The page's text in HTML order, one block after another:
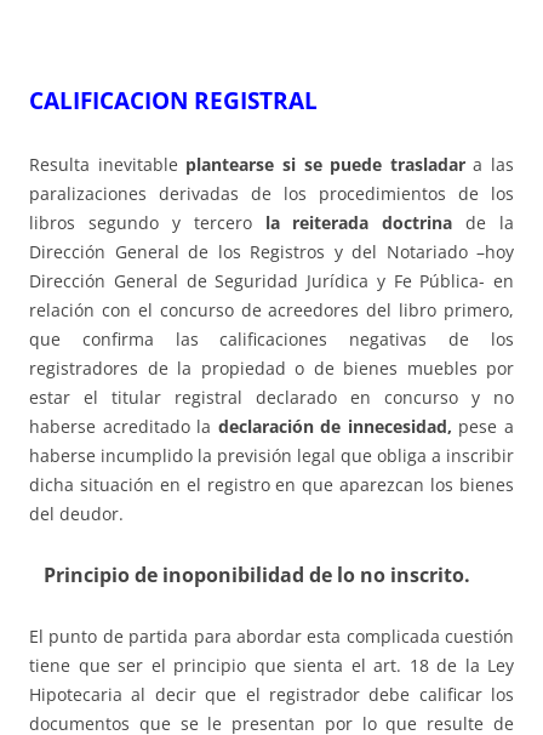
CALIFICACION REGISTRAL
Resulta inevitable plantearse si se puede trasladara las
paralizaciones derivadas de los procedimientos de los
libros segundo y tercero la reiterada doctrina de la
Dirección General de los Registros y del Notariado –hoy
Dirección General de Seguridad Jurídica y Fe Pública- en
relación con el concurso de acreedores del libro primero,
que confirma las calificaciones negativas de los
registradores de la propiedad o de bienes muebles por
estar el titular registral declarado en concurso y no
haberse acreditado la declaración de innecesidad, pese a
haberse incumplido la previsión legal que obliga a inscribir
dicha situación en el registro en que aparezcan los bienes
del deudor.
Principio de inoponibilidad de lo no inscrito.
El punto de partida para abordar esta complicada cuestión
tiene que ser el principio que sienta el art. 18 de la Ley
Hipotecaria al decir que el registrador debe calificar los
documentos que se le presentan por lo que resulte de